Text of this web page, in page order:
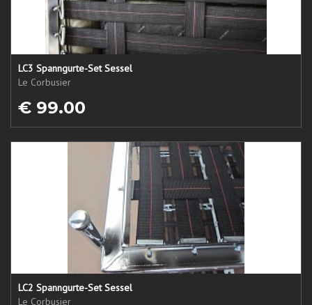
LC3 Spanngurte-Set Sessel
Le Corbusier
€ 99.00
LC2 Spanngurte-Set Sessel
Le Corbusier